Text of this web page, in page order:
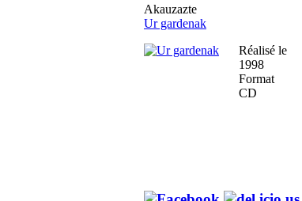
Akauzazte
Ur gardenak
Réalisé le
1998
Format
CD